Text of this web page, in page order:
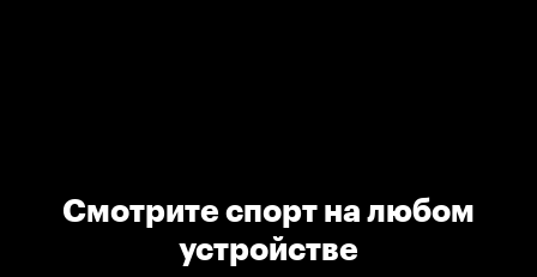
Смотрите спорт на любом
устройстве